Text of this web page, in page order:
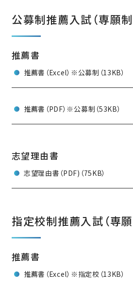
公募制推薦入試（専願制
推薦書
推薦書（Excel）※公募制（13KB）
推薦書（PDF）※公募制（53KB）
志望理由書
志望理由書（PDF)（75KB）
指定校制推薦入試（専願
推薦書
推薦書（Excel）※指定校（13KB）